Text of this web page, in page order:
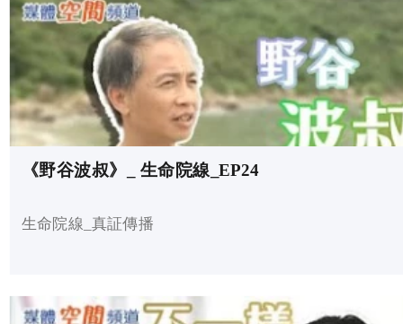
《野谷波叔》_ 生命院線_EP24
生命院線_真証傳播